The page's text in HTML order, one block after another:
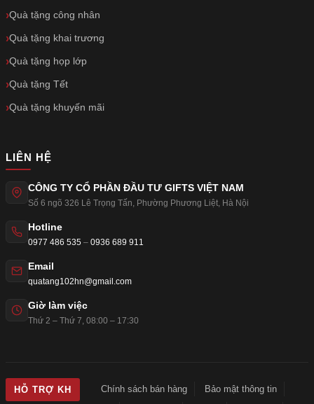
Quà tặng công nhân
Quà tặng khai trương
Quà tặng họp lớp
Quà tặng Tết
Quà tặng khuyến mãi
LIÊN HỆ
CÔNG TY CỔ PHẦN ĐẦU TƯ GIFTS VIỆT NAM
Số 6 ngõ 326 Lê Trọng Tấn, Phường Phương Liệt, Hà Nội
Hotline
0977 486 535 – 0936 689 911
Email
quatang102hn@gmail.com
Giờ làm việc
Thứ 2 – Thứ 7, 08:00 – 17:30
HỖ TRỢ KH Chính sách bán hàng Bảo mật thông tin